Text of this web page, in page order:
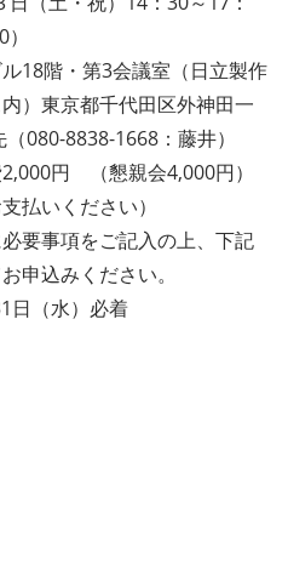
階・第3会議室（日立製作
）東京都千代田区外神田一
080-8838-1668：藤井）
円 （懇親会4,000円）
払いください）
事項をご記入の上、下記
申込みください。
（水）必着